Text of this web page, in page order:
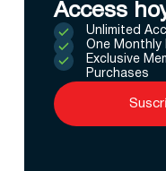
Access
Unlimited
One Monthly
Exclusive
Purchases